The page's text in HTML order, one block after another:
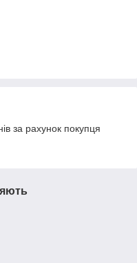
за рахунок покупця